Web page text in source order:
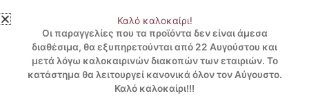
στο
περιεχόμενο
3 ΔΟΣΕΙΣ ΧΩΡΙΣ ΠΙΣΤΩΤΙΚΗ ΜΕ KLARNA
Λογαριασμός
Blog
0.00€
0
Cart
Καλό καλοκαίρι!
Οι παραγγελίες που τα προϊόντα δεν είναι άμεσα
διαθέσιμα, θα εξυπηρετούνται από 22 Αυγούστου και
μετά λόγω καλοκαιρινών διακοπών των εταιριών. Το
κατάστημα θα λειτουργεί κανονικά όλον τον Αύγουστο.
Καλό καλοκαίρι!!!